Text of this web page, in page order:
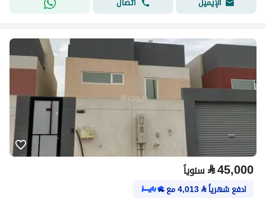
⃁45,000 سنوياً
ادفع شهرياً⃁
4,013مع